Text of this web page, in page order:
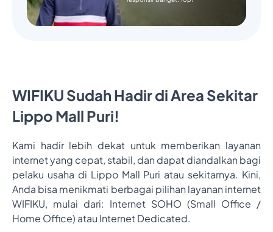
WIFIKU Sudah Hadir di Area Sekitar
Lippo Mall Puri!
Kami hadir lebih dekat untuk memberikan layanan
internet yang cepat, stabil, dan dapat diandalkan bagi
pelaku usaha di Lippo Mall Puri atau sekitarnya. Kini,
Anda bisa menikmati berbagai pilihan layanan internet
WIFIKU, mulai dari: Internet SOHO (Small Office /
Home Office) atau Internet Dedicated.